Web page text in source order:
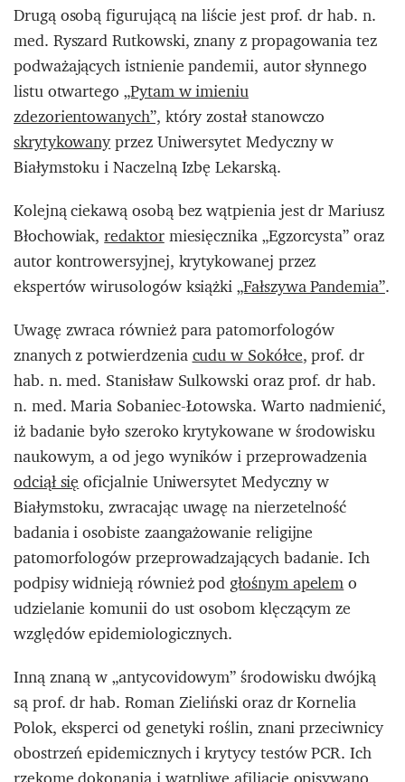
Drugą osobą figurującą na liście jest prof. dr hab. n.
med. Ryszard Rutkowski, znany z propagowania tez
podważających istnienie pandemii, autor słynnego
listu otwartego„Pytam w imieniu
zdezorientowanych”,który został stanowczo
skrytykowanyprzez Uniwersytet Medyczny w
Białymstoku i Naczelną Izbę Lekarską.
Kolejną ciekawą osobą bez wątpienia jest dr Mariusz
Błochowiak,redaktormiesięcznika „Egzorcysta” oraz
autor kontrowersyjnej, krytykowanej przez
ekspertów wirusologów książki„Fałszywa Pandemia”.
Uwagę zwraca również para patomorfologów
znanych z potwierdzeniacudu w Sokółce, prof. dr
hab. n. med. Stanisław Sulkowski oraz prof. dr hab.
n. med. Maria Sobaniec-Łotowska. Warto nadmienić,
iż badanie było szeroko krytykowane w środowisku
naukowym, a od jego wyników i przeprowadzenia
odciął sięoficjalnie Uniwersytet Medyczny w
Białymstoku, zwracając uwagę na nierzetelność
badania i osobiste zaangażowanie religijne
patomorfologów przeprowadzających badanie. Ich
podpisy widnieją również podgłośnym apelemo
udzielanie komunii do ust osobom klęczącym ze
względów epidemiologicznych.
Inną znaną w „antycovidowym” środowisku dwójką
są prof. dr hab. Roman Zieliński oraz dr Kornelia
Polok, eksperci od genetyki roślin, znani przeciwnicy
obostrzeń epidemicznych i krytycy testów PCR. Ich